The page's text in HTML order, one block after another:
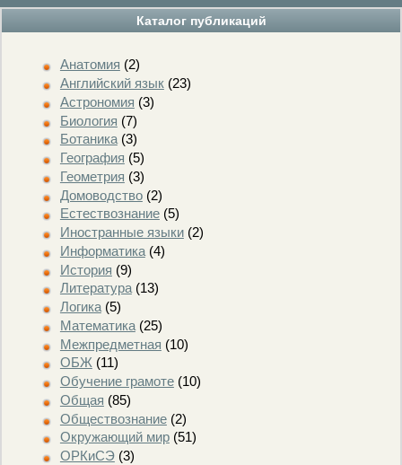
Каталог публикаций
Анатомия (2)
Английский язык(23)
Астрономия (3)
Биология (7)
Ботаника(3)
География (5)
Геометрия (3)
Домоводство(2)
Естествознание(5)
Иностранные языки(2)
Информатика(4)
История (9)
Литература(13)
Логика(5)
Математика(25)
Межпредметная (10)
ОБЖ(11)
Обучение грамоте(10)
Общая (85)
Обществознание(2)
Окружающий мир(51)
ОРКиСЭ(3)